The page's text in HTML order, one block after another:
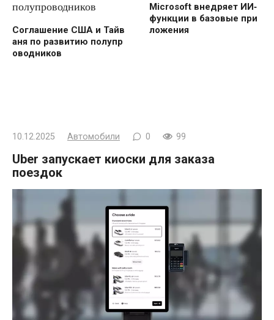
Соглашение США и Тайв
аня по развитию полупр
оводников
Microsoft внедряет ИИ‑
функции в базовые при
ложения
10.12.2025 Автомобили 0 99
Uber запускает киоски для заказа
поездок